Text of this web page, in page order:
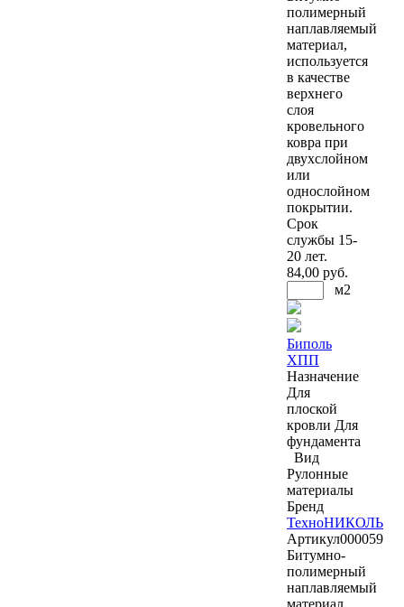
полимерный
наплавляемый
материал,
используется
в качестве
верхнего
слоя
кровельного
ковра при
двухслойном
или
однослойном
покрытии.
Срок
службы 15-
20 лет.
84,00 руб.
м2
Биполь
ХПП
Назначение
Для
плоской
кровли Для
фундамента
Вид
Рулонные
материалы
Бренд
ТехноНИКОЛЬ
Артикул000059
Битумно-
полимерный
наплавляемый
материал,